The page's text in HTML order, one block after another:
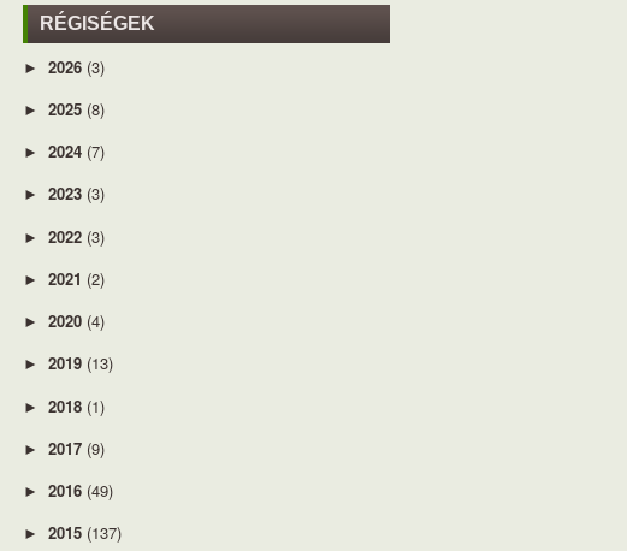
RÉGISÉGEK
► 2026 (3)
► 2025 (8)
► 2024 (7)
► 2023 (3)
► 2022 (3)
► 2021 (2)
► 2020 (4)
► 2019 (13)
► 2018 (1)
► 2017 (9)
► 2016 (49)
► 2015 (137)